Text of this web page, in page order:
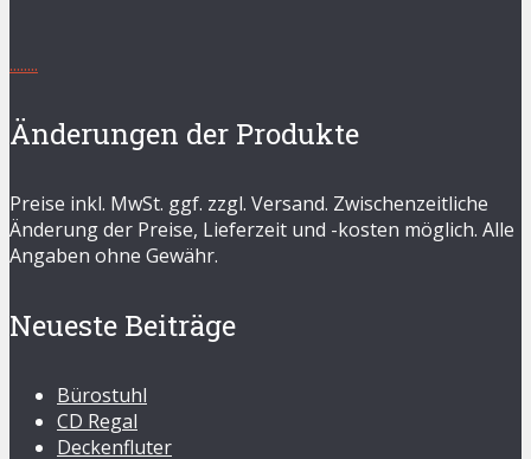
........
Änderungen der Produkte
Preise inkl. MwSt. ggf. zzgl. Versand. Zwischenzeitliche
Änderung der Preise, Lieferzeit und -kosten möglich. Alle
Angaben ohne Gewähr.
Neueste Beiträge
Bürostuhl
CD Regal
Deckenfluter